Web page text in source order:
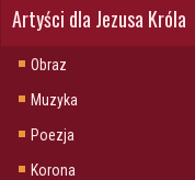
Artyści dla Jezusa Króla
Obraz
Muzyka
Poezja
Korona